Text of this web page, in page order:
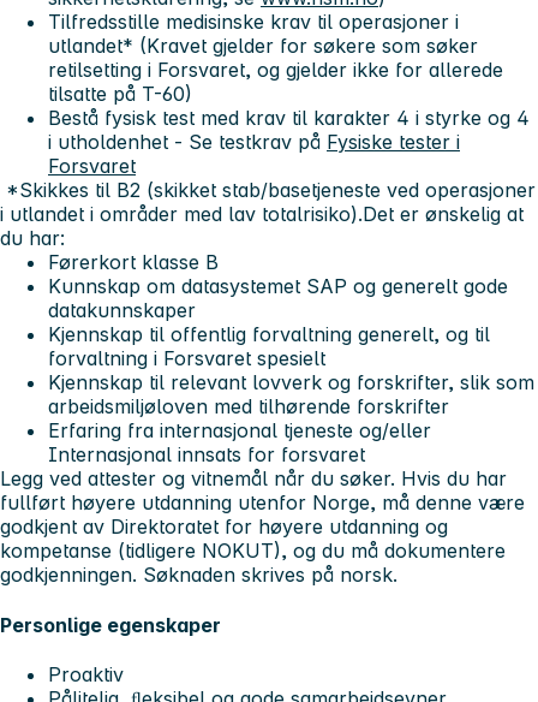
Tilfredsstille medisinske krav til operasjoner i
utlandet* (Kravet gjelder for søkere som søker
retilsetting i Forsvaret, og gjelder ikke for allerede
tilsatte på T-60)
Bestå fysisk test med krav til karakter 4 i styrke og 4
i utholdenhet - Se testkrav på Fysiske tester i
Forsvaret
*Skikkes til B2 (skikket stab/basetjeneste ved operasjoner
i utlandet i områder med lav totalrisiko).Det er ønskelig at
du har:
Førerkort klasse B
Kunnskap om datasystemet SAP og generelt gode
datakunnskaper
Kjennskap til offentlig forvaltning generelt, og til
forvaltning i Forsvaret spesielt
Kjennskap til relevant lovverk og forskrifter, slik som
arbeidsmiljøloven med tilhørende forskrifter
Erfaring fra internasjonal tjeneste og/eller
Internasjonal innsats for forsvaret
Legg ved attester og vitnemål når du søker. Hvis du har
fullført høyere utdanning utenfor Norge, må denne være
godkjent av Direktoratet for høyere utdanning og
kompetanse (tidligere NOKUT), og du må dokumentere
godkjenningen. Søknaden skrives på norsk.
Personlige egenskaper
Proaktiv